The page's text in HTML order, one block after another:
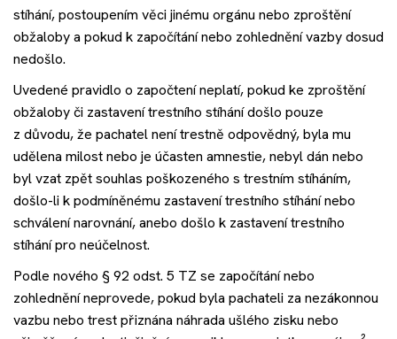
stíhání, postoupením věci jinému orgánu nebo zproštění
obžaloby a pokud k započítání nebo zohlednění vazby dosud
nedošlo.
Uvedené pravidlo o započtení neplatí, pokud ke zproštění
obžaloby či zastavení trestního stíhání došlo pouze
z důvodu, že pachatel není trestně odpovědný, byla mu
udělena milost nebo je účasten amnestie, nebyl dán nebo
byl vzat zpět souhlas poškozeného s trestním stíháním,
došlo-li k podmíněnému zastavení trestního stíhání nebo
schválení narovnání, anebo došlo k zastavení trestního
stíhání pro neúčelnost.
Podle nového § 92 odst. 5 TZ se započítání nebo
zohlednění neprovede, pokud byla pachateli za nezákonnou
vazbu nebo trest přiznána náhrada ušlého zisku nebo